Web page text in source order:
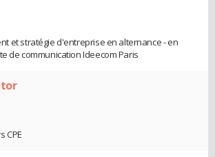
et stratégie d'entreprise en alternance - en
de communication Ideecom Paris
CPE